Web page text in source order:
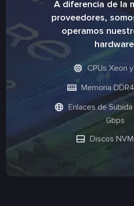
A diferencia de la
proveedores,
operamos
CPUs Xeon
Memoria
Enlaces de
Gbps
Discos